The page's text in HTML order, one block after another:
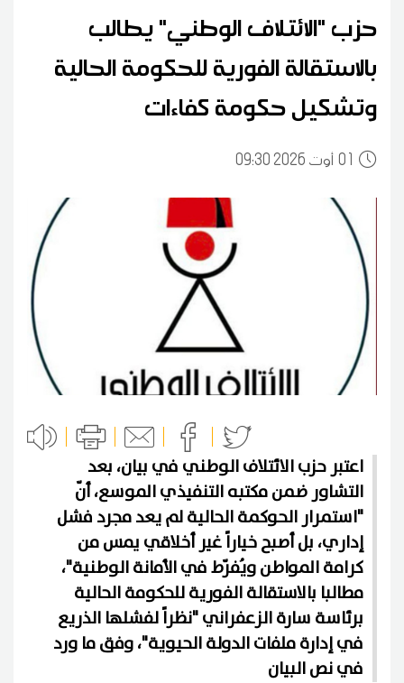
حزب "الائتلاف الوطني" يطالب
بالاستقالة الفورية للحكومة الحالية
وتشكيل حكومة كفاءات
0109:30 2026 أوت
اعتبر حزب الائتلاف الوطني في بيان، بعد
التشاور ضمن مكتبه التنفيذي الموسع، أنّ
"استمرار الحوكمة الحالية لم يعد مجرد فشل
إداري، بل أصبح خياراً غير أخلاقي يمس من
كرامة المواطن ويُفرّط في الأمانة الوطنية"،
مطالبا بالاستقالة الفورية للحكومة الحالية
برئاسة سارة الزعفراني "نظراً لفشلها الذريع
في إدارة ملفات الدولة الحيوية"، وفق ما ورد
في نص البيان